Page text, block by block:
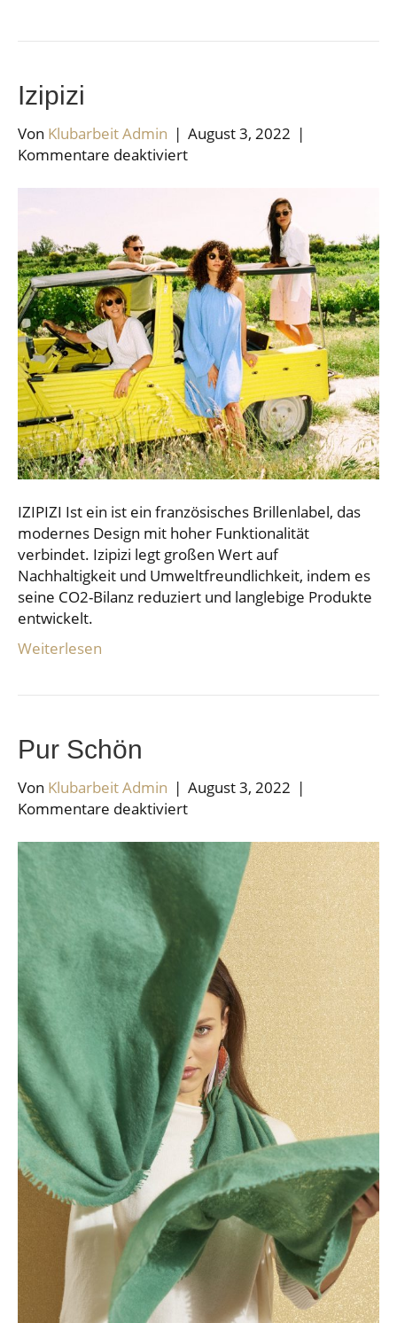
Izipizi
Von Klubarbeit Admin | August 3, 2022 |
Kommentare deaktiviertfür
IZIPIZI Ist ein ist ein französisches Brillenlabel, das
modernes Design mit hoher Funktionalität
verbindet. Izipizi legt großen Wert auf
Nachhaltigkeit und Umweltfreundlichkeit, indem es
seine CO2-Bilanz reduziert und langlebige Produkte
entwickelt.
Weiterlesen
Pur Schön
Von Klubarbeit Admin | August 3, 2022 |
Kommentare deaktiviertfür
Schön